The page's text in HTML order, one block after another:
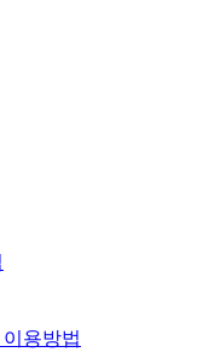
용방법